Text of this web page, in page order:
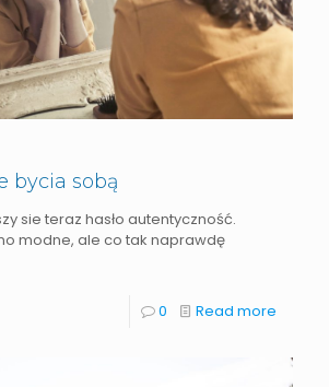
bycia sobą
sie teraz hasło autentyczność.
modne, ale co tak naprawdę
0 Read more